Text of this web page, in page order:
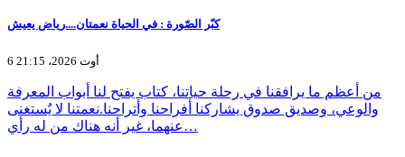
كبّر الصّورة : في الحياة نعمتان....رياض يعيش
6 أوت 2026، 21:15
من أعظم ما يرافقنا في رحلة حياتنا، كتاب يفتح لنا أبواب المعرفة
والوعي، وصديق صدوق يشاركنا أفراحنا وأتراحنا.نعمتنا لا يٌستغنى
عنهما، غير أنه هناك من له رأي…